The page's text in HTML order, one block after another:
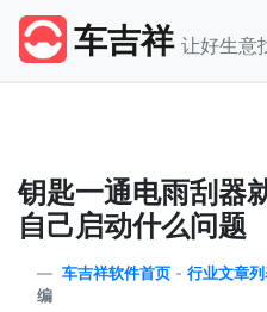
车吉祥 让好生意
钥匙一通电雨刮器
自己启动什么问题
车吉祥软件首页 - 行业文章
编